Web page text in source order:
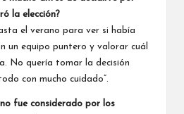
la elección?
el verano para ver si había
un equipo puntero y valorar cuál
No quería tomar la decisión
con mucho cuidado”.
fue considerado por los